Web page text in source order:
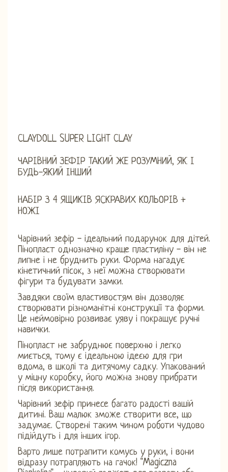
CLAYDOLL SUPER LIGHT CLAY
ЧАРІВНИЙ ЗЕФІР ТАКИЙ ЖЕ РОЗУМНИЙ, ЯК І
БУДЬ-ЯКИЙ ІНШИЙ
НАБІР З 4 ЯЩИКІВ ЯСКРАВИХ КОЛЬОРІВ +
НОЖІ
Чарівний зефір - ідеальний подарунок для дітей.
Пінопласт однозначно краще пластиліну - він не
липне і не бруднить руки. Форма нагадує
кінетичний пісок, з неї можна створювати
фігури та будувати замки.
Завдяки своїм властивостям він дозволяє
створювати різноманітні конструкції та форми.
Це неймовірно розвиває уяву і покращує ручні
навички.
Пінопласт не забруднює поверхню і легко
миється, тому є ідеальною ідеєю для гри
вдома, в школі та дитячому садку. Упакований
у міцну коробку, його можна знову прибрати
після використання.
Чарівний зефір принесе багато радості вашій
дитині. Ваш малюк зможе створити все, що
задумає. Створені таким чином роботи чудово
підійдуть і для інших ігор.
Варто лише потрапити комусь у руки, і вони
відразу потрапляють на гачок! "Magiczna